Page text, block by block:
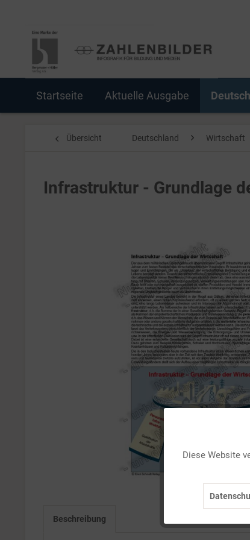
Startseite Aktuelle Ausgabe
Übersicht Deutschland Wirtschaft
Infrastruktur - Grundlage
Beschreibung
Diese Website